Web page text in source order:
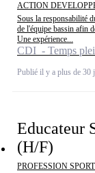
ACTION
Sous la responsabilité
de l'équipe bassin afin
Une expérience...
CDI - Temps
Publié il y a plus de 30
Educateur
(H/F)
PROFESSION